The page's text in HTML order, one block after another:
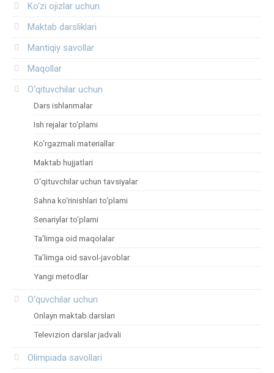
Ko‘zi ojizlar uchun
Maktab darsliklari
Mantiqiy savollar
Maqollar
O‘qituvchilar uchun
Dars ishlanmalar
Ish rejalar to‘plami
Ko‘rgazmali materiallar
Maktab hujjatlari
O‘qituvchilar uchun tavsiyalar
Sahna ko‘rinishlari to‘plami
Senariylar to‘plami
Ta’limga oid maqolalar
Ta’limga oid savol-javoblar
Yangi metodlar
O‘quvchilar uchun
Onlayn maktab darslari
Televizion darslar jadvali
Olimpiada savollari